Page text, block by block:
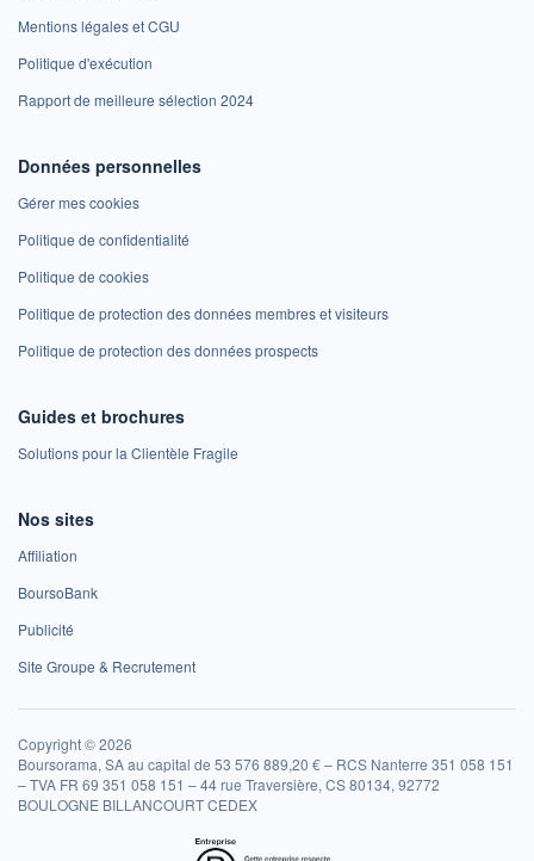
Mentions légales et CGU
Politique d'exécution
Rapport de meilleure sélection 2024
Données personnelles
Gérer mes cookies
Politique de confidentialité
Politique de cookies
Politique de protection des données membres et visiteurs
Politique de protection des données prospects
Guides et brochures
Solutions pour la Clientèle Fragile
Nos sites
Affiliation
BoursoBank
Publicité
Site Groupe & Recrutement
Copyright © 2026
Boursorama, SA au capital de 53 576 889,20 € – RCS Nanterre 351 058 151
– TVA FR 69 351 058 151 – 44 rue Traversière, CS 80134, 92772
BOULOGNE BILLANCOURT CEDEX